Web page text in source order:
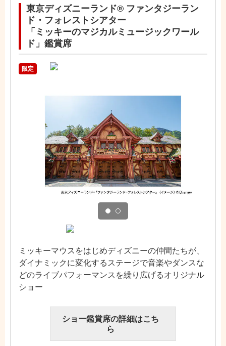
東京ディズニーランド® ファンタジーラン
ド・フォレストシアター
「ミッキーのマジカルミュージックワール
ド」鑑賞席
限定
ミッキーマウスをはじめディズニーの仲間たちが、
ダイナミックに変化するステージで音楽やダンスな
どのライブパフォーマンスを繰り広げるオリジナル
ショー
ショー鑑賞席の詳細はこち
ら